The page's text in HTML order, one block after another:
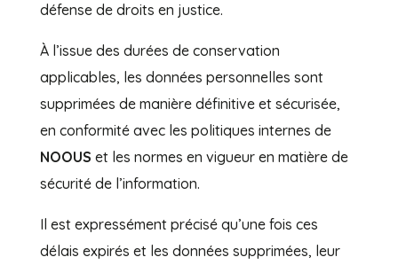
défense de droits en justice.
À l’issue des durées de conservation
applicables, les données personnelles sont
supprimées de manière définitive et sécurisée,
en conformité avec les politiques internes de
NOOUS et les normes en vigueur en matière de
sécurité de l’information.
Il est expressément précisé qu’une fois ces
délais expirés et les données supprimées, leur